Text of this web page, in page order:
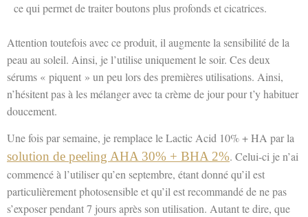
ce qui permet de traiter boutons plus profonds et cicatrices.
Attention toutefois avec ce produit, il augmente la sensibilité de la
peau au soleil. Ainsi, je l’utilise uniquement le soir. Ces deux
sérums « piquent » un peu lors des premières utilisations. Ainsi,
n’hésitent pas à les mélanger avec ta crème de jour pour t’y habituer
doucement.
Une fois par semaine, je remplace le Lactic Acid 10% + HA par la
solution de peeling AHA 30% + BHA 2%. Celui-ci je n’ai
commencé à l’utiliser qu’en septembre, étant donné qu’il est
particulièrement photosensible et qu’il est recommandé de ne pas
s’exposer pendant 7 jours après son utilisation. Autant te dire, que